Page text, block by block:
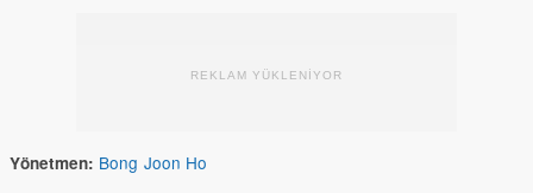
REKLAM YÜKLENİYOR
Yönetmen: Bong Joon Ho